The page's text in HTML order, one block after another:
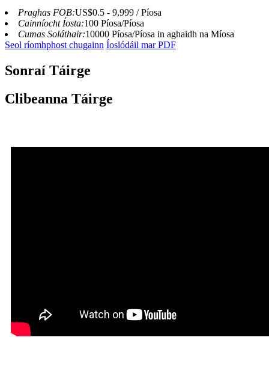
Praghas FOB:US$0.5 - 9,999 / Píosa
Cainníocht Íosta:100 Píosa/Píosa
Cumas Soláthair:10000 Píosa/Píosa in aghaidh na Míosa
Seol ríomhphost chugainn Íoslódáil mar PDF
Sonraí Táirge
Clibeanna Táirge